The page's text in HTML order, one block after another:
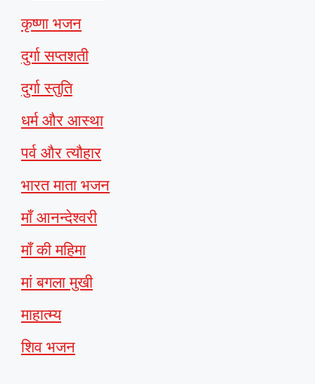
कृष्णा भजन
दुर्गा सप्तशती
दुर्गा स्तुति
धर्म और आस्था
पर्व और त्यौहार
भारत माता भजन
माँ आनन्देश्वरी
माँ की महिमा
मां बगला मुखी
माहात्म्य
शिव भजन